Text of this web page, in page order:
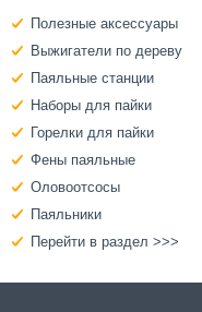
Полезные аксессуары
Выжигатели по дереву
Паяльные станции
Наборы для пайки
Горелки для пайки
Фены паяльные
Оловоотсосы
Паяльники
Перейти в раздел >>>